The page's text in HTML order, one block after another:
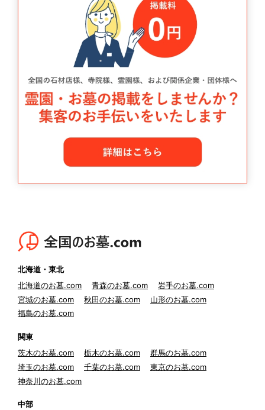
北海道・東北
北海道のお墓.com
青森のお墓.com
岩手のお墓.com
宮城のお墓.com
秋田のお墓.com
山形のお墓.com
福島のお墓.com
関東
茨木のお墓.com
栃木のお墓.com
群馬のお墓.com
埼玉のお墓.com
千葉のお墓.com
東京のお墓.com
神奈川のお墓.com
中部